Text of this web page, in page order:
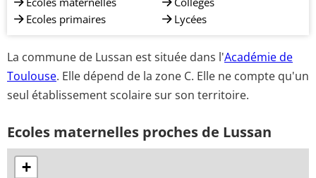
Ecoles primaires
Lycées
La commune de Lussan est située dans l'Académie de
Toulouse. Elle dépend de la zone C. Elle ne compte qu'un
seul établissement scolaire sur son territoire.
Ecoles maternelles proches de Lussan
+